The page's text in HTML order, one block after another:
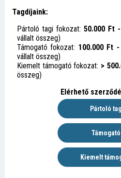
Tagdíjaink:
Pártoló tagi fokozat: 50.000 Ft
vállalt összeg)
Támogató fokozat: 100.000 Ft
vállalt összeg)
Kiemelt támogató fokozat: >
összeg)
Elérhető